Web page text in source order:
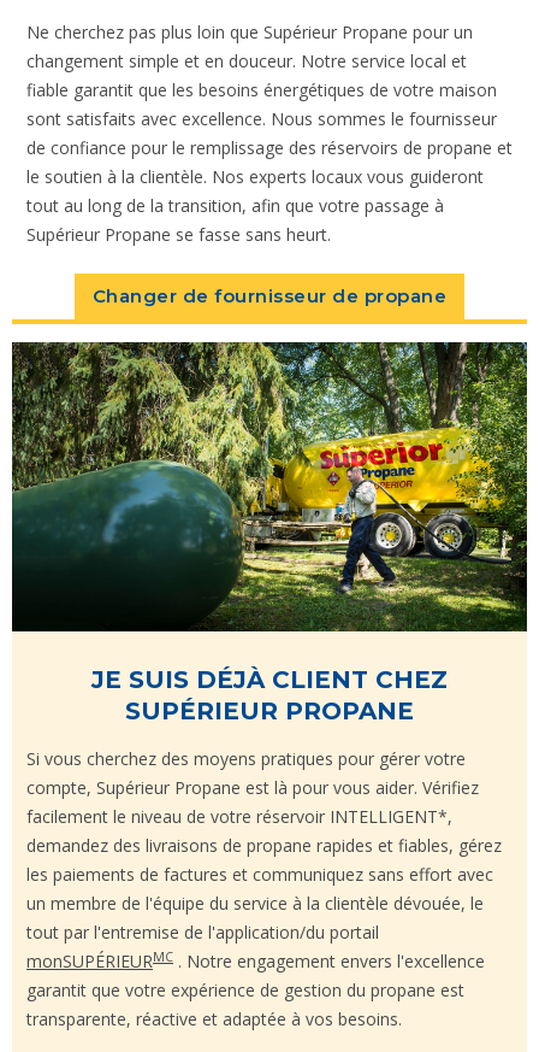
Ne cherchez pas plus loin que Supérieur Propane pour un
changement simple et en douceur. Notre service local et
fiable garantit que les besoins énergétiques de votre maison
sont satisfaits avec excellence. Nous sommes le fournisseur
de confiance pour le remplissage des réservoirs de propane et
le soutien à la clientèle. Nos experts locaux vous guideront
tout au long de la transition, afin que votre passage à
Supérieur Propane se fasse sans heurt.
Changer de fournisseur de propane
JE SUIS DÉJÀ CLIENT CHEZ
SUPÉRIEUR PROPANE
Si vous cherchez des moyens pratiques pour gérer votre
compte, Supérieur Propane est là pour vous aider. Vérifiez
facilement le niveau de votre réservoir INTELLIGENT*,
demandez des livraisons de propane rapides et fiables, gérez
les paiements de factures et communiquez sans effort avec
un membre de l'équipe du service à la clientèle dévouée, le
tout par l'entremise de l'application/du portail
monSUPÉRIEURMC . Notre engagement envers l'excellence
garantit que votre expérience de gestion du propane est
transparente, réactive et adaptée à vos besoins.